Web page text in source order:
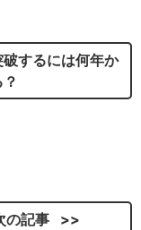
するには何年か
の記事